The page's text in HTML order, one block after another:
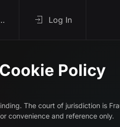
Log In
Policy
The court of jurisdiction is
convenience and reference only.